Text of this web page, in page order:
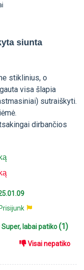
siunta
stiklinius, o
visa šlapia
sutraiškyti.
dirbančios
Prisijunk
Super, labai patiko(1)
Visai nepatiko